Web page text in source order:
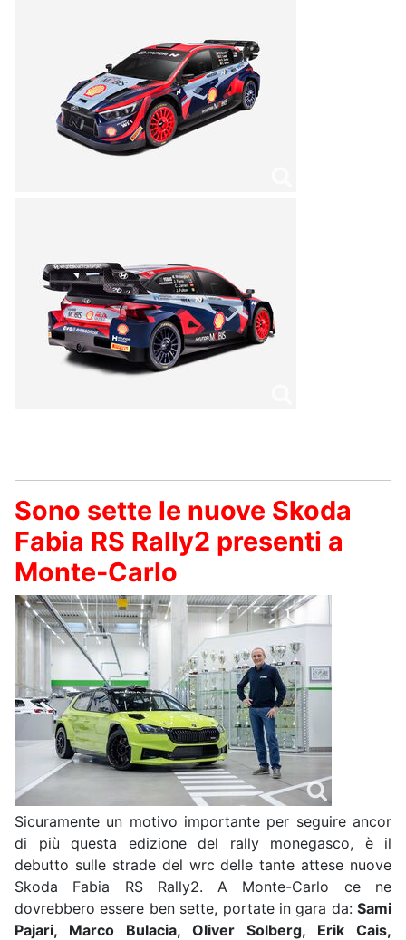
Sono sette le nuove Skoda
Fabia RS Rally2 presenti a
Monte-Carlo
Sicuramente un motivo importante per seguire ancor
di più questa edizione del rally monegasco, è il
debutto sulle strade del wrc delle tante attese nuove
Skoda Fabia RS Rally2. A Monte-Carlo ce ne
dovrebbero essere ben sette, portate in gara da: Sami
Pajari, Marco Bulacia, Oliver Solberg, Erik Cais,